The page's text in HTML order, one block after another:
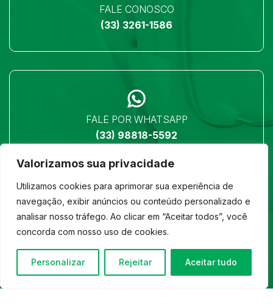
Valorizamos sua privacidade
Utilizamos cookies para aprimorar sua experiência de
navegação, exibir anúncios ou conteúdo personalizado e
analisar nosso tráfego. Ao clicar em “Aceitar todos”, você
concorda com nosso uso de cookies.
Personalizar Rejeitar Aceitar tudo
FALE CONOSCO
(33) 3261-1586
FALE POR WHATSAPP
(33) 98818-5592
LOCALIZAÇÃO